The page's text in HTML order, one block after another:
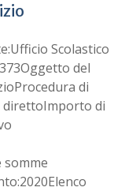
Scolastico
del
di
direttoImporto di